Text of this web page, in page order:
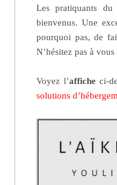
Les pratiquants
bienvenus. Une
pourquoi pas, de
N’hésitez pas à
Voyez l’afficheci-
solutions